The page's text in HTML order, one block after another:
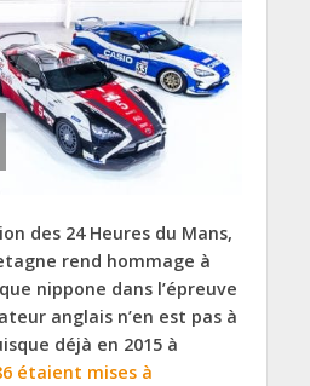
des 24 Heures du Mans,
rend hommage à
nippone dans l’épreuve
anglais n’en est pas à
déjà en 2015 à
étaient mises à